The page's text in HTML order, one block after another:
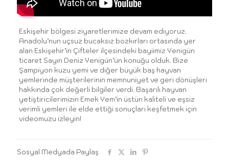
Eskişehir bölgesi ziyaretlerimize devam ediyoruz.
Anadolu’nun uçsuz bucaksız bozkırları ortasında yer
alan Eskişehir’in Çifteler ilçesindeki bayiimiz Yenigün
ticaret Sayın Deniz Yenigün’ün konuğu olduk. Bize
Şampiyon kuzu yemi ve diğer büyük baş hayvan
yemlerinde müşterilerinin memnuniyet ve geri dönüşleri
hakkında çok değerli bilgiler verdi. Başarılı hayvan
yetiştiricilerimizin Emek Yem’in üstün kaliteli ve eşsiz
verimli yemleri ile elde ettiği sonuçları keşfetmek için
videomuzu izleyin!
Sosyal Medyada Paylaş